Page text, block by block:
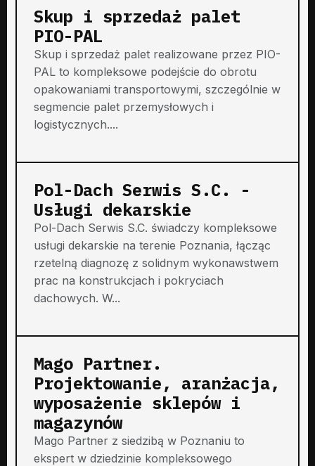
Skup i sprzedaż palet
PIO-PAL
Skup i sprzedaż palet realizowane przez PIO-
PAL to kompleksowe podejście do obrotu
opakowaniami transportowymi, szczególnie w
segmencie palet przemysłowych i
logistycznych....
Pol-Dach Serwis S.C. -
Usługi dekarskie
Pol-Dach Serwis S.C. świadczy kompleksowe
usługi dekarskie na terenie Poznania, łącząc
rzetelną diagnozę z solidnym wykonawstwem
prac na konstrukcjach i pokryciach
dachowych. W...
Mago Partner.
Projektowanie, aranżacja,
wyposażenie sklepów i
magazynów
Mago Partner z siedzibą w Poznaniu to
ekspert w dziedzinie kompleksowego